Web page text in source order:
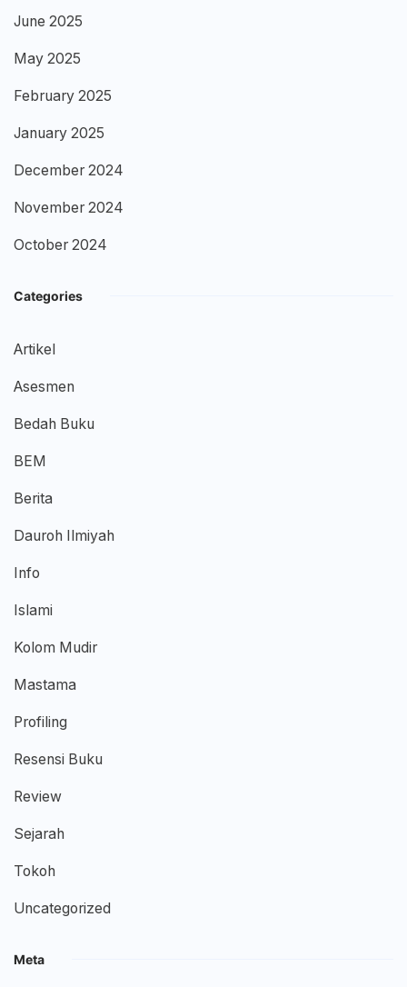
June 2025
May 2025
February 2025
January 2025
December 2024
November 2024
October 2024
Categories
Artikel
Asesmen
Bedah Buku
BEM
Berita
Dauroh Ilmiyah
Info
Islami
Kolom Mudir
Mastama
Profiling
Resensi Buku
Review
Sejarah
Tokoh
Uncategorized
Meta